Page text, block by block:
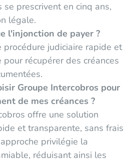
se prescrivent en cinq ans,
légale.
l'injonction de payer ?
judiciaire rapide et
pour récupérer des créances
Groupe Intercobros pour
de mes créances ?
offre une solution
et transparente, sans frais
privilégie la
réduisant ainsi les